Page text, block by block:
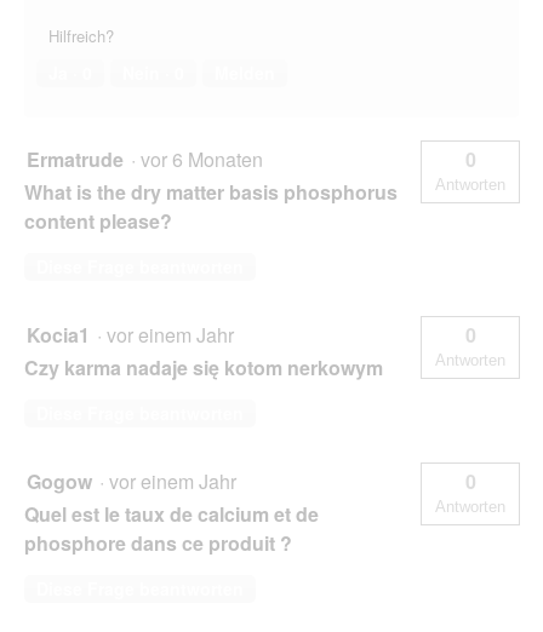
Hilfreich?
Ermatrude · vor 6 Monaten
What is the dry matter basis phosphorus
content please?
0
Antworten
Kocia1 · vor einem Jahr
Czy karma nadaje się kotom nerkowym
0
Antworten
Gogow · vor einem Jahr
Quel est le taux de calcium et de
phosphore dans ce produit ?
0
Antworten